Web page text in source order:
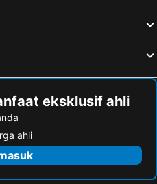
eksklusif ahli
ahli